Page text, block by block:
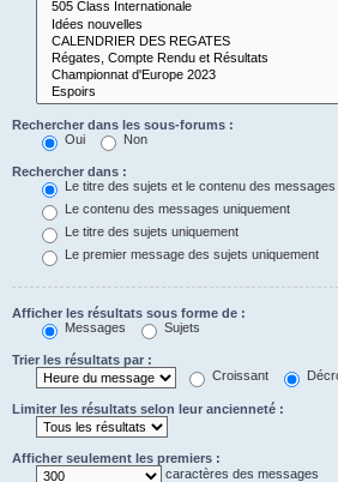
Rechercher dans les sous-forums :
Oui
Non
Rechercher dans :
Le titre des sujets et le contenu des messages
Le contenu des messages uniquement
Le titre des sujets uniquement
Le premier message des sujets uniquement
Afficher les résultats sous forme de :
Messages
Sujets
Trier les résultats par :
Croissant
Limiter les résultats selon leur ancienneté :
Afficher seulement les premiers :
caractères des messages